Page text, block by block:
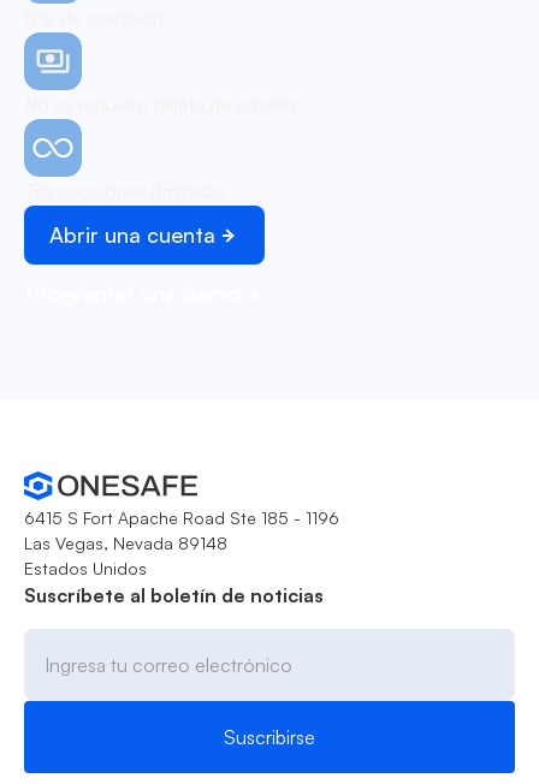
Abrir una cuenta
6415 S Fort Apache Road Ste 185 - 1196
Las Vegas, Nevada 89148
Estados Unidos
Suscríbete al boletín de noticias